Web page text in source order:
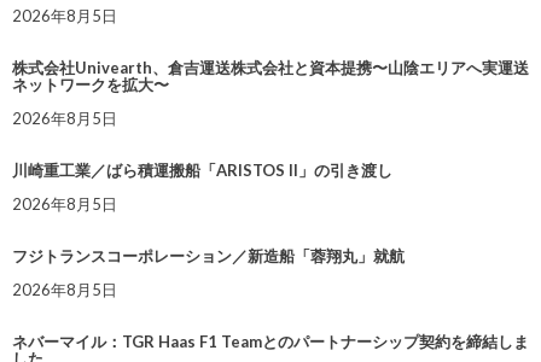
2026年8月5日
株式会社Univearth、倉吉運送株式会社と資本提携〜山陰エリアへ実運送
ネットワークを拡大〜
2026年8月5日
川崎重工業／ばら積運搬船「ARISTOS II」の引き渡し
2026年8月5日
フジトランスコーポレーション／新造船「蓉翔丸」就航
2026年8月5日
ネバーマイル：TGR Haas F1 Teamとのパートナーシップ契約を締結しま